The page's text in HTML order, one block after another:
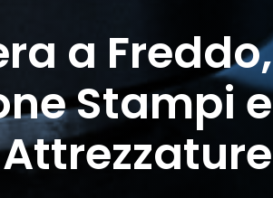
a Freddo,
Stampi e
Attrezzature